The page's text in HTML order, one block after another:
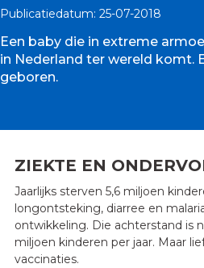
Publicatiedatum: 25-07-2018
Een baby die in extreme
in Nederland ter wereld komt.
geboren.
ZIEKTE EN
Jaarlijks sterven 5,6 miljoen
longontsteking, diarree en
ontwikkeling. Die achterstand is
miljoen kinderen per jaar. Maar
vaccinaties.